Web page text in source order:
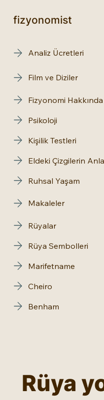
fizyonomist
Analiz Ücretleri
Film ve Diziler
Makaleler
Fizyonomi Hakkında
Psikoloji
Kişilik Testleri
Eldeki Çizgilerin
Ruhsal Yaşam
Rüyalar
Rüya Sembolleri
Marifetname
Cheiro
Benham
Rüya